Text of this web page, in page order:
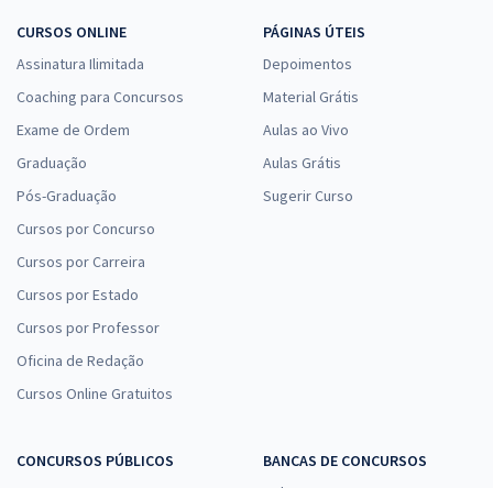
CURSOS ONLINE
Assinatura Ilimitada
Coaching para Concursos
Exame de Ordem
Graduação
Pós-Graduação
Cursos por Concurso
Cursos por Carreira
Cursos por Estado
Cursos por Professor
Oficina de Redação
Cursos Online Gratuitos
PÁGINAS ÚTEIS
Depoimentos
Material Grátis
Aulas ao Vivo
Aulas Grátis
Sugerir Curso
CONCURSOS PÚBLICOS
BANCAS DE CONCURSOS